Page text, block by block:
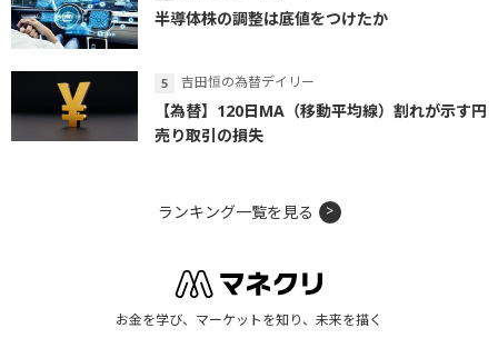
半導体株の調整は底値をつけたか
吉田恒の為替デイリー
【為替】120日MA（移動平均線）割れが示す円
売り取引の損失
ランキング一覧を見る
お金を学び、マーケットを知り、未来を描く